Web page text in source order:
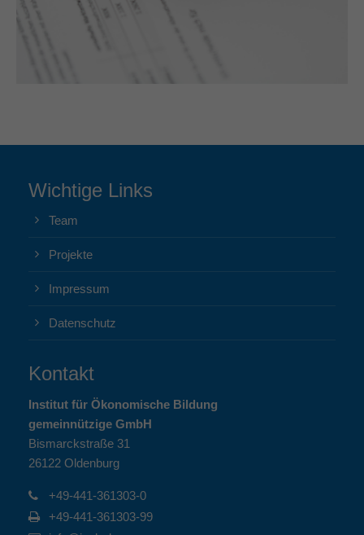
Wichtige Links
Team
Projekte
Impressum
Datenschutz
Kontakt
Institut für Ökonomische Bildung
gemeinnützige GmbH
Bismarckstraße 31
26122 Oldenburg
+49-441-361303-0
+49-441-361303-99